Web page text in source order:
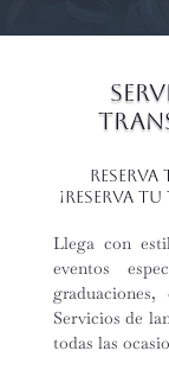
¡Reserva
Llega con
eventos
Servicios de
todas las